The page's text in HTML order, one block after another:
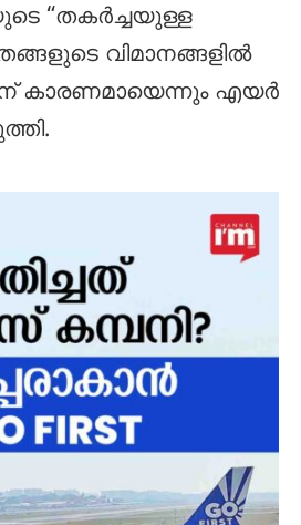
“തകർച്ചയുള്ള
വിമാനങ്ങളിൽ
കാരണമായെന്നും എയർ